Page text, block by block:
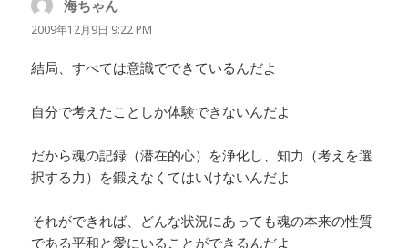
海ちゃん
り:
2009年12月9日 9:22 PM
結局、すべては意識でできているんだよ
自分で考えたことしか体験できないんだよ
だから魂の記録（潜在的心）を浄化し、知力（考えを選
択する力）を鍛えなくてはいけないんだよ
それができれば、どんな状況にあっても魂の本来の性質
である平和と愛にいることができるんだよ